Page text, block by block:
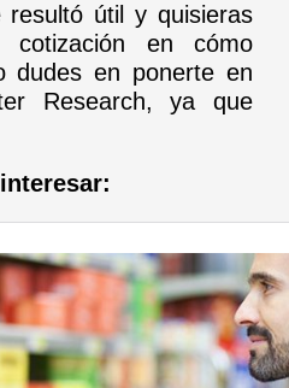
útil y quisieras
cotización en cómo
dudes en ponerte en
Research, ya que